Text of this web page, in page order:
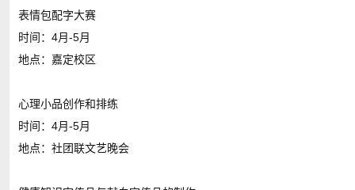
表情包配字大赛
时间：4月-5月
地点：嘉定校区
心理小品创作和排练
时间：4月-5月
地点：社团联文艺晚会